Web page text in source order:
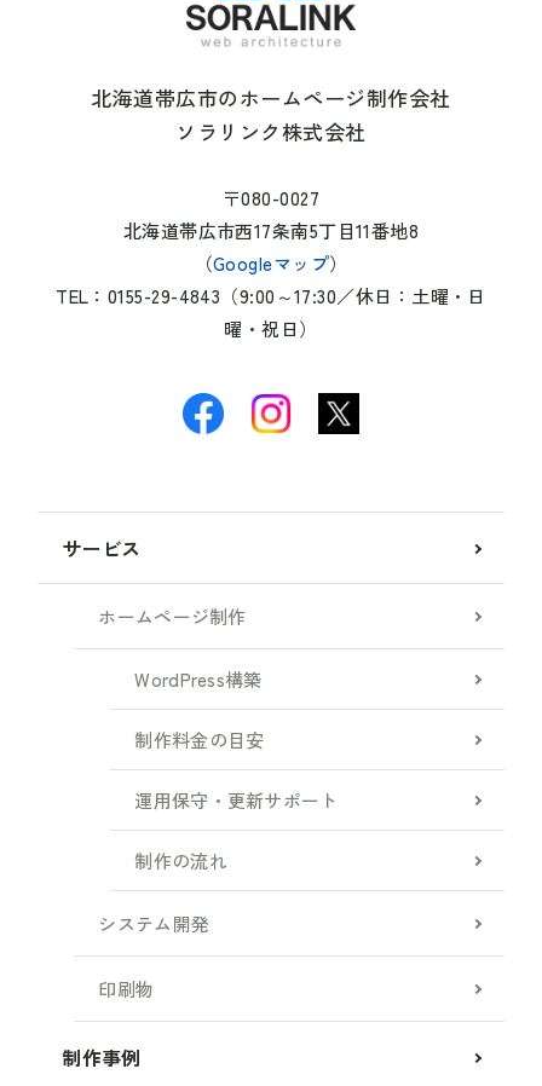
北海道帯広市のホームページ制作会社
ソラリンク株式会社
〒080-0027
北海道帯広市西17条南5丁目11番地8
（Googleマップ）
TEL：0155-29-4843（9:00～17:30／休日：土曜・日
曜・祝日）
サービス
ホームページ制作
WordPress構築
制作料金の目安
運用保守・更新サポート
制作の流れ
システム開発
印刷物
制作事例